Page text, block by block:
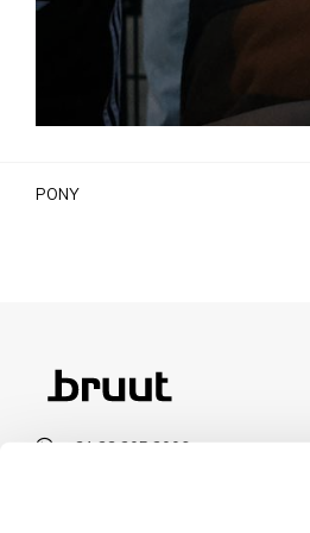
PONY
+31 23 205 2006